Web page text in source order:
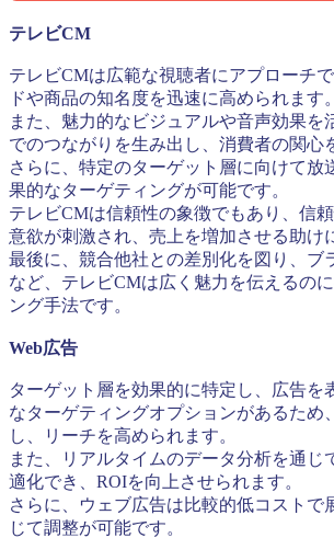
テレビCM
テレビCMは広範な視聴者にアプローチ
ドや商品の知名度を迅速に高められます。
また、魅力的なビジュアルや音声効果を
でのつながりを生み出し、消費者の関心
さらに、特定のターゲット層に向けて放
果的なターゲティングが可能です。
テレビCMは信頼性の象徴でもあり、信
意欲が刺激され、売上を増加させる助け
最後に、競合他社との差別化を図り、ブ
など、テレビCMは広く魅力を伝えるの
ング手法です。
Web広告
ターゲット層を効果的に特定し、広告を
なターゲティングオプションがあるため
し、リーチを高められます。
また、リアルタイムのデータ分析を通じ
適化でき、ROIを向上させられます。
さらに、ウェブ広告は比較的低コストで
じて調整が可能です。